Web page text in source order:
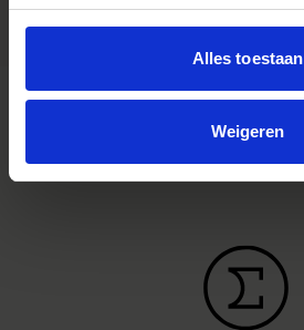
Alles toestaan
Weigeren